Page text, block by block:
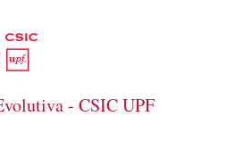
- CSIC UPF